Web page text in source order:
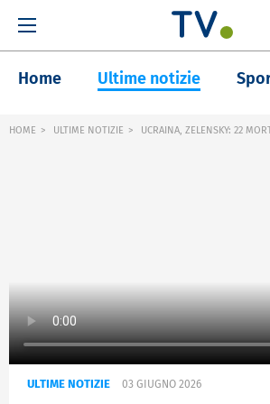
Home Ultime notizie
HOME ULTIME NOTIZIE UCRAINA, ZELENSKY: 22
ULTIME NOTIZIE 03 GIUGNO 2026